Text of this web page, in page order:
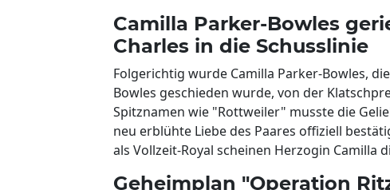
Camilla Parker-Bowles
Charles in die Schusslinie
Folgerichtig wurde Camilla Parker-Bowles,
Bowles geschieden wurde, von der
Spitznamen wie "Rottweiler" musste die
neu erblühte Liebe des Paares offiziell
als Vollzeit-Royal scheinen Herzogin Camilla
Geheimplan "Operation